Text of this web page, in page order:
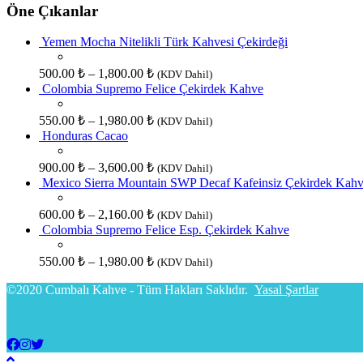
Öne Çıkanlar
Yemen Mocha Nitelikli Türk Kahvesi Çekirdeği
500.00 ₺ – 1,800.00 ₺ (KDV Dahil)
Colombia Supremo Felice Çekirdek Kahve
550.00 ₺ – 1,980.00 ₺ (KDV Dahil)
Honduras Cacao
900.00 ₺ – 3,600.00 ₺ (KDV Dahil)
Mexico Sierra Mountain SWP Decaf Kafeinsiz Çekirdek
600.00 ₺ – 2,160.00 ₺ (KDV Dahil)
Colombia Supremo Felice Esp. Çekirdek Kahve
550.00 ₺ – 1,980.00 ₺ (KDV Dahil)
©2020 Cumbalı Kahve - Tüm Hakları Saklıdır. Yasal Şartlar